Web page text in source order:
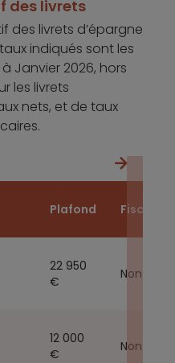
des livrets
des livrets d’épargne
indiqués sont les
Janvier 2026, hors
les livrets
nets, et de taux
Plafond Fiscalisé
22 950
€
Non
12 000
€
Non